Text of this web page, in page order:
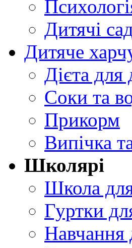
Дитячі
Дитяче
Дієта для
Соки та
Прикорм
Випічка
Школярі
Школа
Гуртки
Навчання